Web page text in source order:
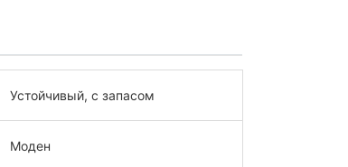
Устойчивый, с запасом
Моден